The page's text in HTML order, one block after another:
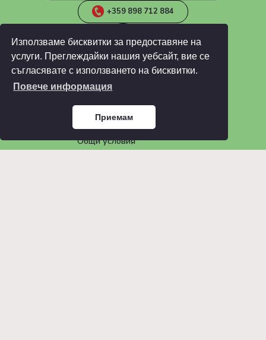
Използваме бисквитки за предоставяне на
услуги. Преглеждайки нашия уебсайт, вие се
съгласявате с използването на бисквитки.
Повече информация
Приемам
+359 898 712 884
Блог
ЧЗВ
Общи условия
Политика за поверителност